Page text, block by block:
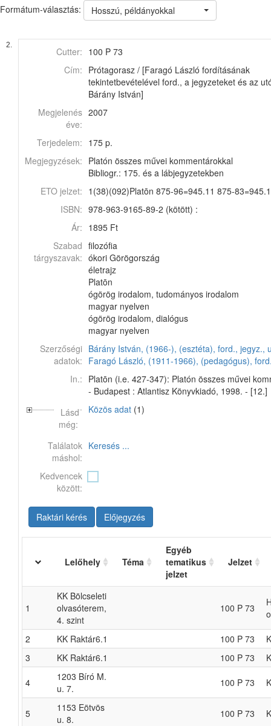
Formátum-választás: Hosszú, példányokkal
2.
Cutter: 100 P 73
Cím: Prótagorasz / [Faragó László fordításának
tekintetbevételével ford., a jegyzeteket és az
Bárány István]
Megjelenés
éve:
2007
Terjedelem: 175 p.
Megjegyzések: Platón összes művei kommentárokkal
Bibliogr.: 175. és a lábjegyzetekben
ETO jelzet: 1(38)(092)Platōn 875-96=945.11 875-
ISBN: 978-963-9165-89-2 (kötött) :
Ár: 1895 Ft
Szabad
tárgyszavak:
filozófia
ókori Görögország
életrajz
Platōn
ógörög irodalom, tudományos irodalom
magyar nyelven
ógörög irodalom, dialógus
magyar nyelven
Szerzőségi
adatok:
Bárány István, (1966-), (esztéta), ford., jegyz.,
Faragó László, (1911-1966), (pedagógus),
In.: Platōn (i.e. 427-347): Platón összes művei
- Budapest : Atlantisz Könyvkiadó, 1998. - [12.]
Lásd
még:
Közös adat (1)
Találatok
máshol:
Keresés ...
Kedvencek
között:
Raktári kérés Előjegyzés
Lelőhely Téma
Egyéb
tematikus
jelzet
Jelzet
1
KK Bölcseleti
olvasóterem,
4. szint
100 P 73
2 KK Raktár6.1 100 P 73
3
KK Raktár6.1 100 P 73
4
1203 Bíró M.
u. 7.
100 P 73
5
1153 Eötvös
u. 8.
100 P 73